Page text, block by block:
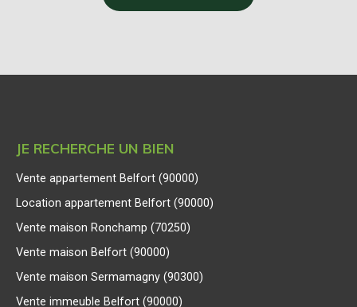
JE RECHERCHE UN BIEN
Vente appartement Belfort (90000)
Location appartement Belfort (90000)
Vente maison Ronchamp (70250)
Vente maison Belfort (90000)
Vente maison Sermamagny (90300)
Vente immeuble Belfort (90000)